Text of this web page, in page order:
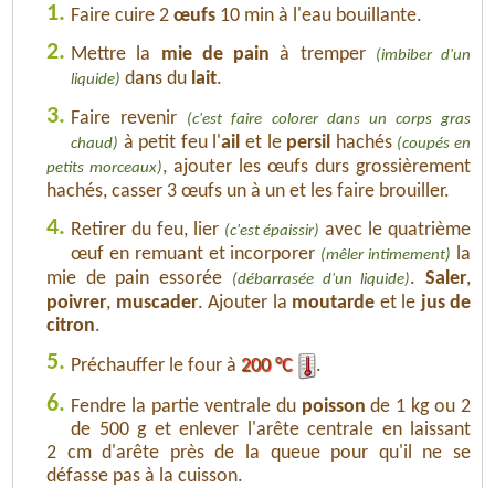
1. Faire cuire 2 œufs 10 min à l'eau bouillante.
2. Mettre la mie de pain à tremper
(imbiber d'un
liquide) dans du lait.
3. Faire revenir
(c'est faire colorer dans un corps gras
chaud) à petit feu l'ail et le persil hachés (coupés en
petits morceaux), ajouter les œufs durs grossièrement
hachés, casser 3 œufs un à un et les faire brouiller.
4. Retirer du feu, lier (c'est épaissir) avec le quatrième
œuf en remuant et incorporer (mêler intimement)
la
mie de pain essorée
(débarrasée d'un liquide).Saler,
poivrer, muscader. Ajouter la moutarde et le jus de
citron.
5. Préchauffer le four à 200 °C .
6. Fendre la partie ventrale du poisson de 1 kg ou 2
de 500 g et enlever l'arête centrale en laissant
2 cm d'arête près de la queue pour qu'il ne se
défasse pas à la cuisson.